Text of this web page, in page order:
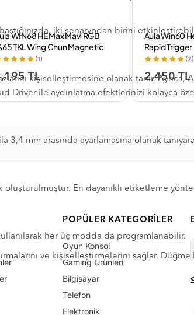
iki senaryodan birini
kişiselleştirmesine olanak tanır.
ile aydınlatma efektlerinizi kolayca
3,4 mm arasında ayarlamasına olanak
oluşturulmuştur. En dayanıklı etiketleme
her üç modda da programlanabilir.
ve kişiselleştirmelerini sağlar.
WIN68 HE Max Mavi RGB
TKL Wing Chun Magnetic
Kablolu Mekanik Oyuncu
(1)
TL
Aula Win60
Rapid
8000Hz RGB(2)
2,450 TL
POPÜLER KATEGORILER
Oyun Konsol
Gaming Ürünleri
Bilgisayar
Telefon
Elektronik